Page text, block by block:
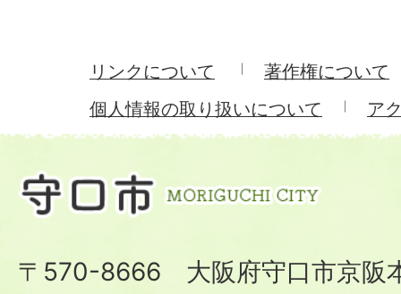
リンクについて
著作権について
個人情報の取り扱いについて
ア
〒570-8666 大阪府守口市京阪